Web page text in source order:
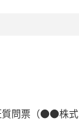
質問票（●●株式